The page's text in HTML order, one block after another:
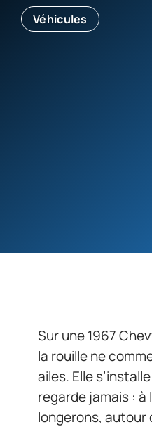
Véhicules
Sur une 1967
la rouille ne
ailes. Elle
regarde jamais : à
longerons, autour